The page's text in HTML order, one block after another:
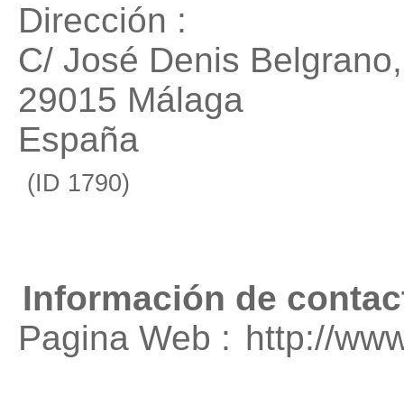
Dirección :
C/ José Denis
29015 Málaga
España
(ID 1790)
Información de
Pagina Web : http://